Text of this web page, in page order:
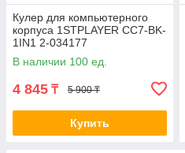
Кулер для компьютерного
корпуса 1STPLAYER CC7-BK-
1IN1 2-034177
В наличии 100 ед.
4 845 ₸ 5 900 ₸
Купить